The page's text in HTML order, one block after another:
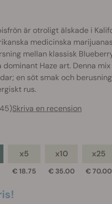
är otroligt älskade i
medicinska
mellan klassisk
Haze art. Denna
en söt smak och
rus.
Skriva en recension
x5
€ 18.75
x10
€ 35.00
x25
€ 70.00